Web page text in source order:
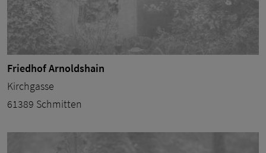
Friedhof Arnoldshain
Kirchgasse
61389 Schmitten